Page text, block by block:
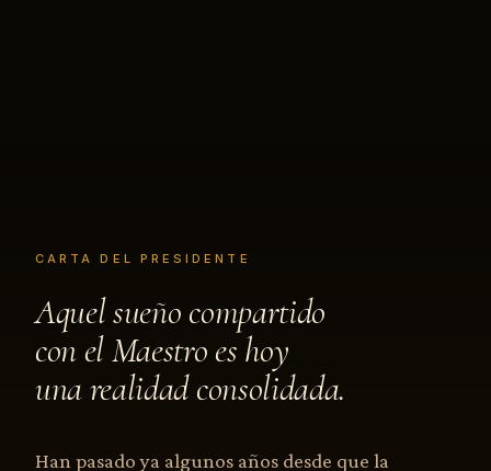
CARTA DEL PRESIDENTE
Aquel sueño compartido
con el Maestro es hoy
una realidad consolidada.
Han pasado ya algunos años desde que la